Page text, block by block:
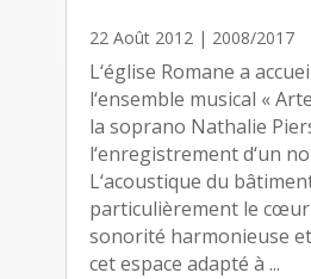
22 Août 2012| 2008/2017
L‘église Romane a
l‘ensemble musical «
la soprano Nathalie
l‘enregistrement d‘un
L‘acoustique du
particulièrement le
sonorité harmonieuse
cet espace adapté à ...